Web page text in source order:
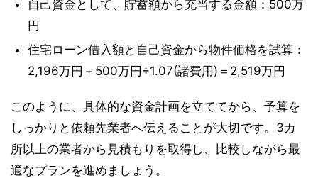
自己資金として、貯蓄額から充当する金額：500万
円
住宅ローン借入額と自己資金から物件価格を試算：
2,196万円＋500万円÷1.07(諸費用)＝2,519万円
このように、具体的な資金計画を立ててから、予算を
しっかりと依頼先業者へ伝えることが大切です。3カ
所以上の業者から見積もりを取得し、比較しながら最
適なプランを進めましょう。